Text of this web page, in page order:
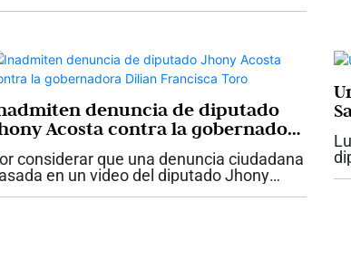
denuncia de diputado
Acosta contra la gobernadora
Francisca Toro
considerar que una denuncia ciudadana
en un video del diputado Jhony